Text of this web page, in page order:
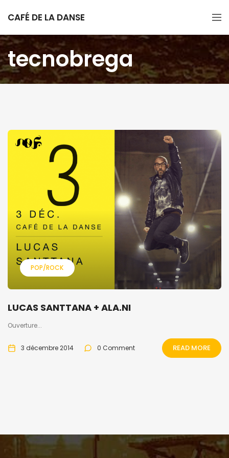
CAFÉ DE LA DANSE
tecnobrega
POP/ROCK
LUCAS SANTTANA + ALA.NI
Ouverture...
3 décembre 2014 0 Comment READ MORE